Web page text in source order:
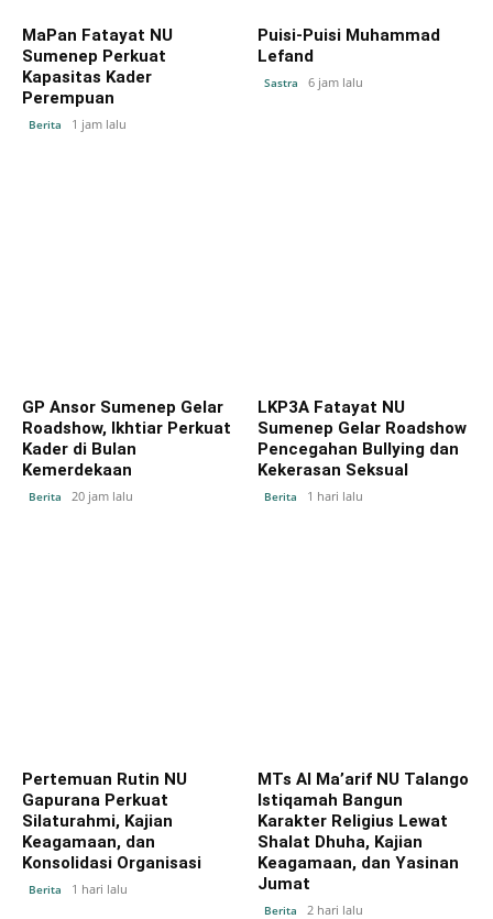
MaPan Fatayat NU
Sumenep Perkuat
Kapasitas Kader
Perempuan
Berita 1 jam lalu
Puisi-Puisi Muhammad
Lefand
Sastra 6 jam lalu
GP Ansor Sumenep Gelar
Roadshow, Ikhtiar Perkuat
Kader di Bulan
Kemerdekaan
Berita 20 jam lalu
LKP3A Fatayat NU
Sumenep Gelar Roadshow
Pencegahan Bullying dan
Kekerasan Seksual
Berita 1 hari lalu
Pertemuan Rutin NU
Gapurana Perkuat
Silaturahmi, Kajian
Keagamaan, dan
Konsolidasi Organisasi
Berita 1 hari lalu
MTs Al Ma’arif NU Talango
Istiqamah Bangun
Karakter Religius Lewat
Shalat Dhuha, Kajian
Keagamaan, dan Yasinan
Jumat
Berita 2 hari lalu